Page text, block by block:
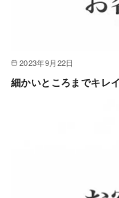
2023年9月22日
細かいところまでキレ